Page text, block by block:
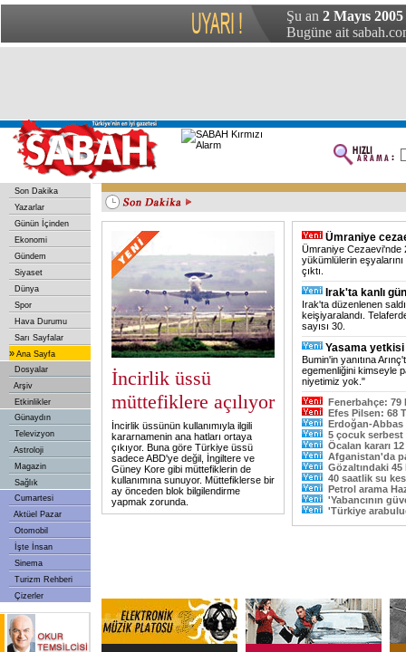
Şu an 2 Mayıs
Bugüne ait
Son Dakika
Yazarlar
Günün İçinden
Ekonomi
Gündem
Siyaset
Dünya
Spor
Hava Durumu
Sarı Sayfalar
» Ana Sayfa
Dosyalar
Arşiv
Etkinlikler
Günaydın
Televizyon
Astroloji
Magazin
Sağlık
Cumartesi
Aktüel Pazar
Otomobil
İşte İnsan
Sinema
Turizm Rehberi
Çizerler
Irak Başbakanı, Japonya İmparatoru ile görüştü
İncirlik üssü
müttefiklere açılıyor
İncirlik üssünün kullanımıyla ilgili
kararnamenin ana hatları ortaya
çıkıyor. Buna göre Türkiye üssü
sadece ABD'ye değil, İngiltere ve
Güney Kore gibi müttefiklerin de
kullanımına sunuyor. Müttefiklerse bir
ay önceden blok bilgilendirme
yapmak zorunda.
Ümraniye
Ümraniye Cezaevi'nde
yükümlülerin
çıktı.
Irak'ta kanlı gün
Irak'ta düzenlenen
keişiyaralandı.
sayısı 30.
Yasama yetkisi
Bumin'in yanıtına
egemenliğini kimseyle
niyetimiz yok."
Fenerbahçe: 79
Efes Pilsen: 68
Erdoğan-
5 çocuk serbest
Öcalan kararı
Afganistan'da
Gözaltındaki
40 saatlik su
Petrol arama
'Yabancının
'Türkiye